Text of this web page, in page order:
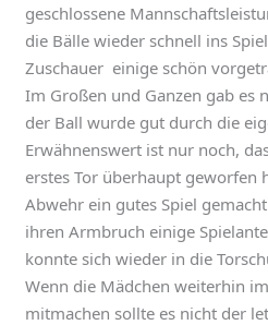
geschlossene
die Bälle wieder schnell ins
Zuschauer einige schön
Im Großen und Ganzen gab es
der Ball wurde gut durch die
Erwähnenswert ist nur noch,
erstes Tor überhaupt geworfen
Abwehr ein gutes Spiel
ihren Armbruch einige
konnte sich wieder in die
Wenn die Mädchen weiterhin
mitmachen sollte es nicht der